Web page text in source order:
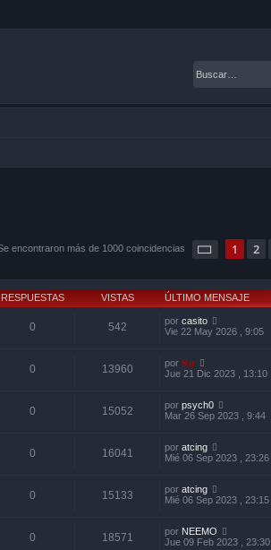
encontraron más de 1000 coincidencias Página1
1 2
RESPUESTAS VISTAS ÚLTIMO MENSAJE
0 542 por casito
Vie 22 May 2026 , 9:05
0 13960 por Kir
Jue 21 Dic 2023 , 13:10
0 15052 por psych0
Mar 26 Sep 2023 , 9:44
0 16041 por atcing
Mié 06 Sep 2023 , 23:26
0 15133 por atcing
Mié 06 Sep 2023 , 23:15
0 18571 por NEEMO
Jue 09 Feb 2023 , 23:30